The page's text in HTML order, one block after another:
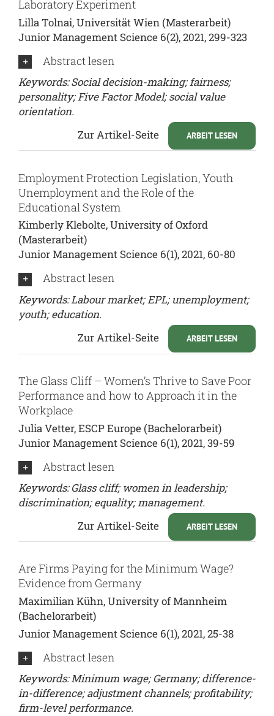
Laboratory Experiment
Lilla Tolnai, Universität Wien (Masterarbeit)
Junior Management Science 6(2), 2021, 299-323
Abstract lesen
Keywords: Social decision-making; fairness;
personality; Five Factor Model; social value
orientation.
ARBEIT LESEN
Zur Artikel-Seite
Employment Protection Legislation, Youth
Unemployment and the Role of the
Educational System
Kimberly Klebolte, University of Oxford
(Masterarbeit)
Junior Management Science 6(1), 2021, 60-80
Abstract lesen
Keywords: Labour market; EPL; unemployment;
youth; education.
ARBEIT LESEN
Zur Artikel-Seite
The Glass Cliff – Women’s Thrive to Save Poor
Performance and how to Approach it in the
Workplace
Julia Vetter, ESCP Europe (Bachelorarbeit)
Junior Management Science 6(1), 2021, 39-59
Abstract lesen
Keywords: Glass cliff; women in leadership;
discrimination; equality; management.
ARBEIT LESEN
Zur Artikel-Seite
Are Firms Paying for the Minimum Wage?
Evidence from Germany
Maximilian Kühn, University of Mannheim
(Bachelorarbeit)
Junior Management Science 6(1), 2021, 25-38
Abstract lesen
Keywords:Minimum wage; Germany; difference-
in-difference; adjustment channels; profitability;
firm-level performance.